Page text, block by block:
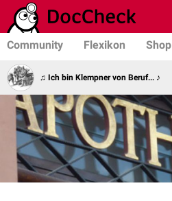
Community Flexikon Shop
♫ Ich bin Klempner von Beruf... ♪